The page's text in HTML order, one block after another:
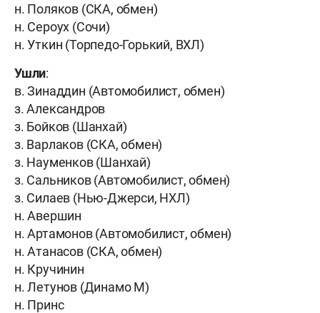
н. Поляков (СКА, обмен)
н. Сероух (Сочи)
н. Уткин (Торпедо-Горький, ВХЛ)
Ушли:
в. Зинаддин (Автомобилист, обмен)
з. Александров
з. Бойков (Шанхай)
з. Варлаков (СКА, обмен)
з. Науменков (Шанхай)
з. Сальников (Автомобилист, обмен)
з. Силаев (Нью-Джерси, НХЛ)
н. Авершин
н. Артамонов (Автомобилист, обмен)
н. Атанасов (СКА, обмен)
н. Кручинин
н. Летунов (Динамо М)
н. Принс